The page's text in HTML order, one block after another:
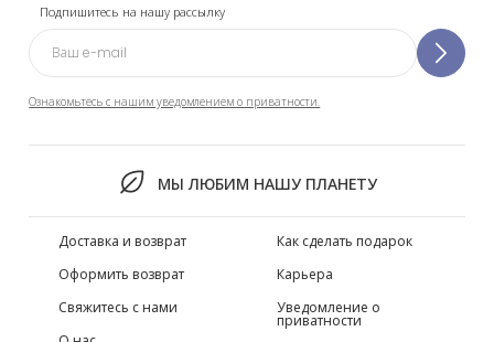
Подпишитесь на нашу рассылку
Ознакомьтесь с нашим уведомлением о приватности.
МЫ ЛЮБИМ НАШУ ПЛАНЕТУ
Доставка и возврат
Оформить возврат
Свяжитесь с нами
Как сделать подарок
Карьера
Уведомление о
приватности